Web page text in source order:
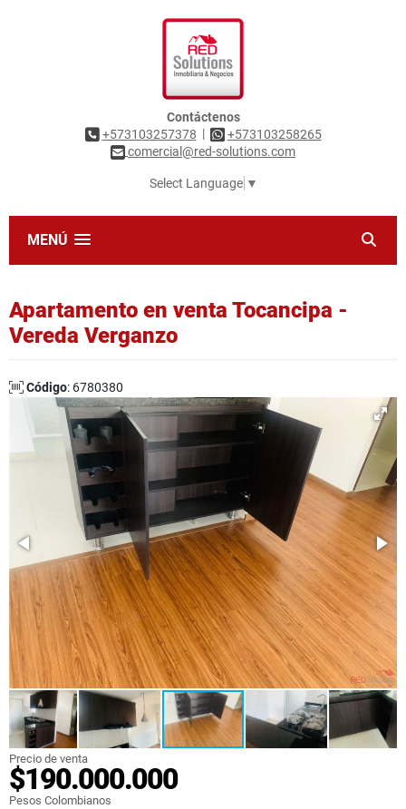
Contáctenos
+573103257378 |
+573103258265
comercial@red-solutions.com
Select Language ▼
MENÚ
Apartamento en venta Tocancipa -
Vereda Verganzo
Código: 6780380
Precio de venta
$190.000.000
Pesos Colombianos